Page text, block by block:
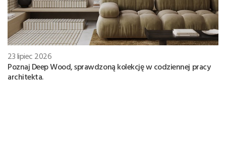
23 lipiec 2026
Poznaj Deep Wood, sprawdzoną kolekcję w codziennej pracy
architekta.